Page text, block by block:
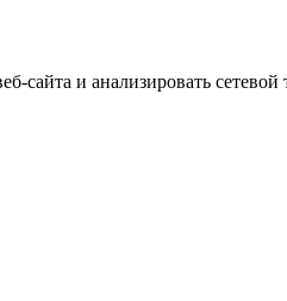
сайта и анализировать сетевой